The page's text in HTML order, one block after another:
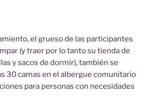
el grueso de las participantes
(y traer por lo tanto su tienda de
y sacos de dormir), también se
30 camas en el albergue comunitario
para personas con necesidades